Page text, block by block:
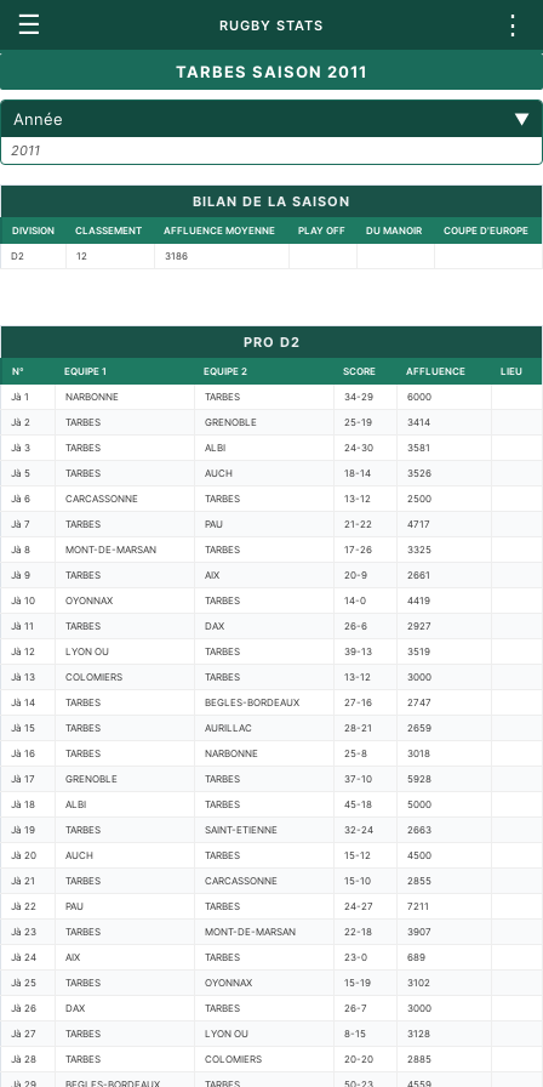
☰ RUGBY STATS ⋮
TARBES SAISON 2011
Année ▼
2011
BILAN DE LA SAISON
DIVISION CLASSEMENT AFFLUENCE MOYENNE PLAY OFF DU MANOIR COUPE D'EUROPE
D2 12 3186
PRO D2
N° EQUIPE 1 EQUIPE 2 SCORE AFFLUENCE LIEU
Jà 1 NARBONNE TARBES 34-29 6000
Jà 2 TARBES GRENOBLE 25-19 3414
Jà 3 TARBES ALBI 24-30 3581
Jà 5 TARBES AUCH 18-14 3526
Jà 6 CARCASSONNE TARBES 13-12 2500
Jà 7 TARBES PAU 21-22 4717
Jà 8 MONT-DE-MARSAN TARBES 17-26 3325
Jà 9 TARBES AIX 20-9 2661
Jà 10 OYONNAX TARBES 14-0 4419
Jà 11 TARBES DAX 26-6 2927
Jà 12 LYON OU TARBES 39-13 3519
Jà 13 COLOMIERS TARBES 13-12 3000
Jà 14 TARBES BEGLES-BORDEAUX 27-16 2747
Jà 15 TARBES AURILLAC 28-21 2659
Jà 16 TARBES NARBONNE 25-8 3018
Jà 17 GRENOBLE TARBES 37-10 5928
Jà 18 ALBI TARBES 45-18 5000
Jà 19 TARBES SAINT-ETIENNE 32-24 2663
Jà 20 AUCH TARBES 15-12 4500
Jà 21 TARBES CARCASSONNE 15-10 2855
Jà 22 PAU TARBES 24-27 7211
Jà 23 TARBES MONT-DE-MARSAN 22-18 3907
Jà 24 AIX TARBES 23-0 689
Jà 25 TARBES OYONNAX 15-19 3102
Jà 26 DAX TARBES 26-7 3000
Jà 27 TARBES LYON OU 8-15 3128
Jà 28 TARBES COLOMIERS 20-20 2885
Jà 29 BEGLES-BORDEAUX TARBES 50-23 4559